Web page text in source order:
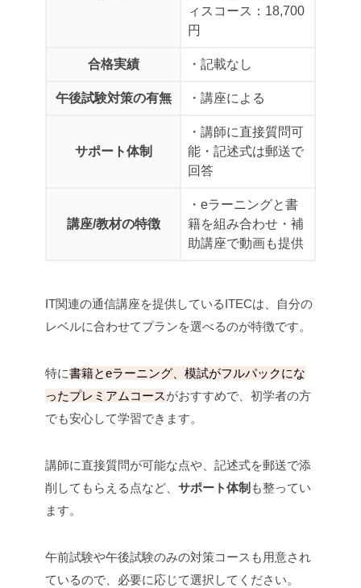
ィスコース：18,700
円
合格実績 ・記載なし
午後試験対策の有無 ・講座による
サポート体制
・講師に直接質問可
能 ・記述式は郵送で
回答
講座/教材の特徴
・eラーニングと書
籍を組み合わせ ・補
助講座で動画も提供
IT関連の通信講座を提供しているITECは、自分の
レベルに合わせてプランを選べるのが特徴です。
特に書籍とeラーニング、模試がフルパックにな
ったプレミアムコースがおすすめで、初学者の方
でも安心して学習できます。
講師に直接質問が可能な点や、記述式を郵送で添
削してもらえる点など、 サポート体制 も整ってい
ます。
午前試験や午後試験のみの対策コースも用意され
ているので、必要に応じて選択してください。